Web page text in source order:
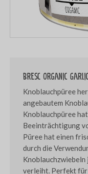
Bresc Organic
Knoblauchpüree
angebautem
Knoblauchpüree
Beeinträchtigung
Püree hat einen
durch die
verleiht. Perfekt für